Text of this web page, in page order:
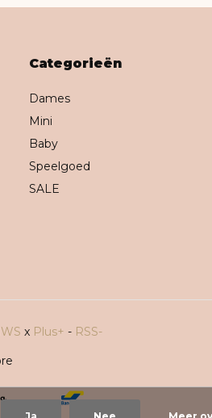
Categorieën
Dames
Mini
Baby
Speelgoed
SALE
x Plus+ - RSS-